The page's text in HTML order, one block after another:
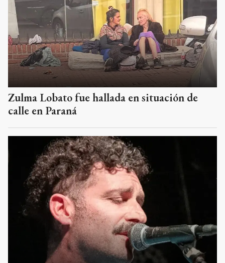
Zulma Lobato fue hallada en situación de
calle en Paraná